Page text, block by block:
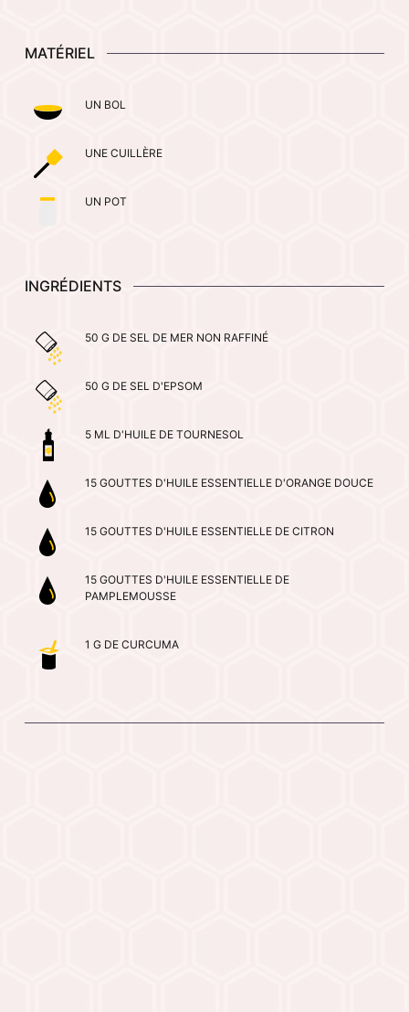
MATÉRIEL
UN BOL
UNE CUILLÈRE
UN POT
INGRÉDIENTS
50 G DE SEL DE MER NON RAFFINÉ
50 G DE SEL D'EPSOM
5 ML D'HUILE DE TOURNESOL
15 GOUTTES D'HUILE ESSENTIELLE D'ORANGE DOUCE
15 GOUTTES D'HUILE ESSENTIELLE DE CITRON
15 GOUTTES D'HUILE ESSENTIELLE DE
PAMPLEMOUSSE
1 G DE CURCUMA